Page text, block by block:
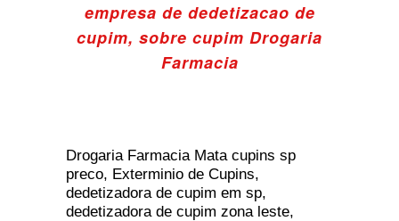
empresa de dedetizacao de
cupim, sobre cupim Drogaria
Farmacia
Drogaria Farmacia Mata cupins sp
preco, Exterminio de Cupins,
dedetizadora de cupim em sp,
dedetizadora de cupim zona leste,